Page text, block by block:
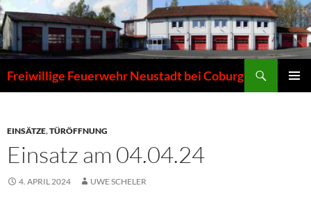
Zum
Inhalt
springen
Freiwillige Feuerwehr Neustadt bei Coburg
EINSÄTZE,TÜRÖFFNUNG
Einsatz am 04.04.24
4. APRIL 2024 UWE SCHELER